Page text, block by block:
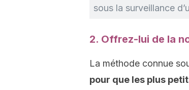
sous la surveillance
2. Offrez-lui de la
La méthode connue
pour que les plus